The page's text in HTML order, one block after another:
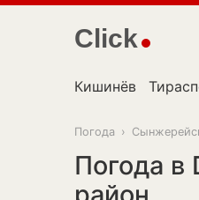
Click
Кишинёв
Погода ›
Погода в